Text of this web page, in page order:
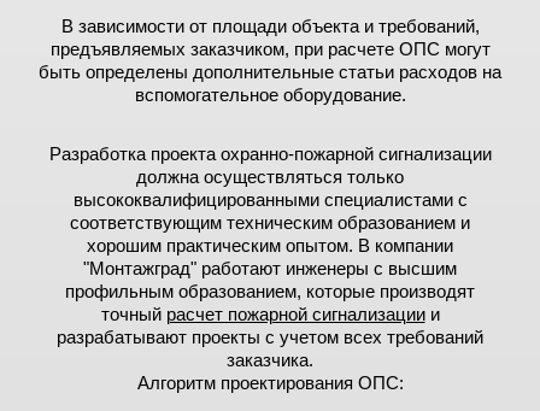
В зависимости от площади объекта и требований,
предъявляемых заказчиком, при расчете ОПС могут
быть определены дополнительные статьи расходов на
вспомогательное оборудование.
Разработка проекта охранно-пожарной сигнализации
должна осуществляться только
высококвалифицированными специалистами с
соответствующим техническим образованием и
хорошим практическим опытом. В компании
"Монтажград" работают инженеры с высшим
профильным образованием, которые производят
точный расчет пожарной сигнализациии
разрабатывают проекты с учетом всех требований
заказчика.
Алгоритм проектирования ОПС: